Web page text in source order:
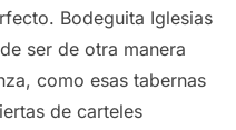
Bodeguita Iglesias
ser de otra manera
como esas tabernas
de carteles